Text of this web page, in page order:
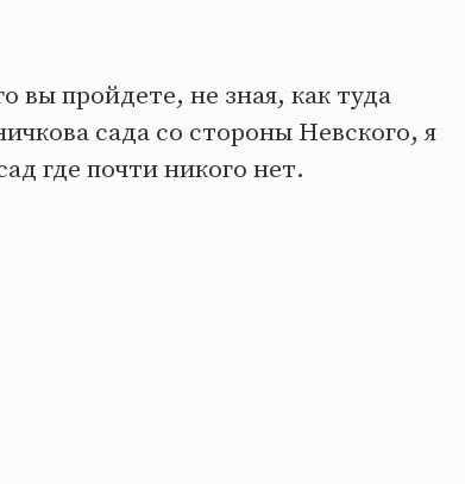
пройдете, не зная, как туда
сада со стороны Невского, я
где почти никого нет.